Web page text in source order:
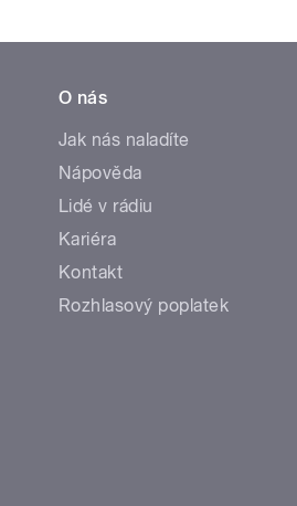
O nás
Jak nás naladíte
Nápověda
Lidé v rádiu
Kariéra
Kontakt
Rozhlasový poplatek